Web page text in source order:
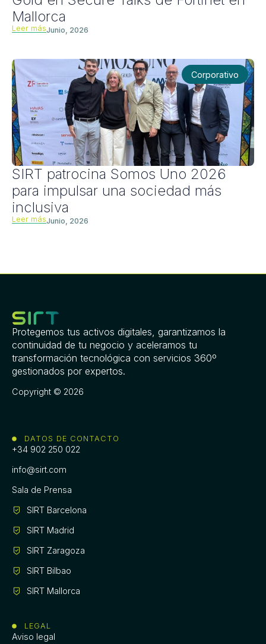
Mallorca
Leer másJunio, 2026
Corporativo
SIRT patrocina Somos Uno 2026
para impulsar una sociedad más
inclusiva
Leer másJunio, 2026
Protegemos tus activos digitales, garantizamos la
continuidad de tu negocio y aceleramos tu
transformación tecnológica con servicios 360º
gestionados por expertos.
Copyright © 2026
DATOS DE CONTACTO
+34 902 250 022
info@sirt.com
Sala de Prensa
SIRT Barcelona
SIRT Madrid
SIRT Zaragoza
SIRT Bilbao
SIRT Mallorca
LEGAL
Aviso legal